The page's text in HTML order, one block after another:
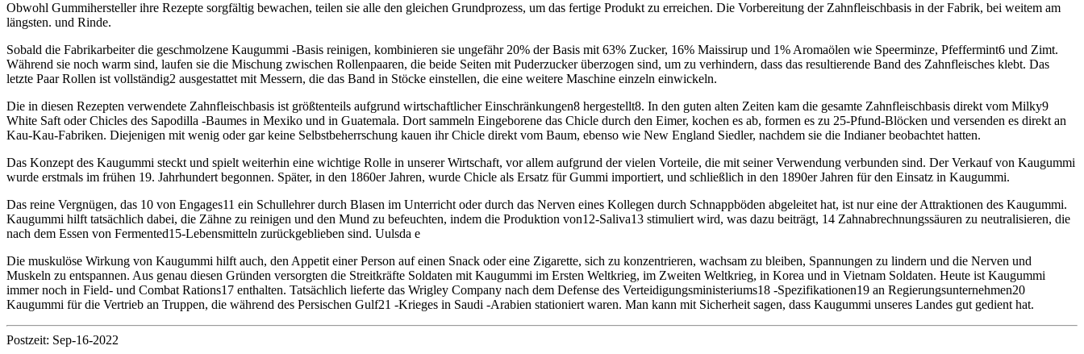
Obwohl Gummihersteller ihre Rezepte sorgfältig bewachen, teilen sie alle den gleichen Grundprozess, um das fertige Produkt zu erreichen. Die Vorbereitung der Zahnfleischbasis in der Fabrik, bei weitem am
längsten. und Rinde.
Sobald die Fabrikarbeiter die geschmolzene Kaugummi -Basis reinigen, kombinieren sie ungefähr 20% der Basis mit 63% Zucker, 16% Maissirup und 1% Aromaölen wie Speerminze, Pfeffermint6 und Zimt.
Während sie noch warm sind, laufen sie die Mischung zwischen Rollenpaaren, die beide Seiten mit Puderzucker überzogen sind, um zu verhindern, dass das resultierende Band des Zahnfleisches klebt. Das
letzte Paar Rollen ist vollständig2 ausgestattet mit Messern, die das Band in Stöcke einstellen, die eine weitere Maschine einzeln einwickeln.
Die in diesen Rezepten verwendete Zahnfleischbasis ist größtenteils aufgrund wirtschaftlicher Einschränkungen8 hergestellt8. In den guten alten Zeiten kam die gesamte Zahnfleischbasis direkt vom Milky9
White Saft oder Chicles des Sapodilla -Baumes in Mexiko und in Guatemala. Dort sammeln Eingeborene das Chicle durch den Eimer, kochen es ab, formen es zu 25-Pfund-Blöcken und versenden es direkt an
Kau-Kau-Fabriken. Diejenigen mit wenig oder gar keine Selbstbeherrschung kauen ihr Chicle direkt vom Baum, ebenso wie New England Siedler, nachdem sie die Indianer beobachtet hatten.
Das Konzept des Kaugummi steckt und spielt weiterhin eine wichtige Rolle in unserer Wirtschaft, vor allem aufgrund der vielen Vorteile, die mit seiner Verwendung verbunden sind. Der Verkauf von Kaugummi
wurde erstmals im frühen 19. Jahrhundert begonnen. Später, in den 1860er Jahren, wurde Chicle als Ersatz für Gummi importiert, und schließlich in den 1890er Jahren für den Einsatz in Kaugummi.
Das reine Vergnügen, das 10 von Engages11 ein Schullehrer durch Blasen im Unterricht oder durch das Nerven eines Kollegen durch Schnappböden abgeleitet hat, ist nur eine der Attraktionen des Kaugummi.
Kaugummi hilft tatsächlich dabei, die Zähne zu reinigen und den Mund zu befeuchten, indem die Produktion von12-Saliva13 stimuliert wird, was dazu beiträgt, 14 Zahnabrechnungssäuren zu neutralisieren, die
nach dem Essen von Fermented15-Lebensmitteln zurückgeblieben sind. Uulsda e
Die muskulöse Wirkung von Kaugummi hilft auch, den Appetit einer Person auf einen Snack oder eine Zigarette, sich zu konzentrieren, wachsam zu bleiben, Spannungen zu lindern und die Nerven und
Muskeln zu entspannen. Aus genau diesen Gründen versorgten die Streitkräfte Soldaten mit Kaugummi im Ersten Weltkrieg, im Zweiten Weltkrieg, in Korea und in Vietnam Soldaten. Heute ist Kaugummi
immer noch in Field- und Combat Rations17 enthalten. Tatsächlich lieferte das Wrigley Company nach dem Defense des Verteidigungsministeriums18 -Spezifikationen19 an Regierungsunternehmen20
Kaugummi für die Vertrieb an Truppen, die während des Persischen Gulf21 -Krieges in Saudi -Arabien stationiert waren. Man kann mit Sicherheit sagen, dass Kaugummi unseres Landes gut gedient hat.
Postzeit: Sep-16-2022